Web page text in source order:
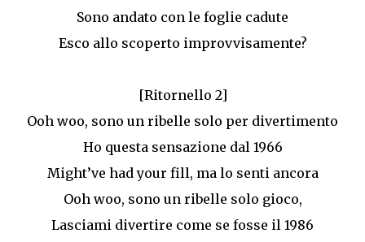
Sono andato con le foglie cadute
Esco allo scoperto improvvisamente?
[Ritornello 2]
Ooh woo, sono un ribelle solo per divertimento
Ho questa sensazione dal 1966
Might’ve had your fill, ma lo senti ancora
Ooh woo, sono un ribelle solo gioco,
Lasciami divertire come se fosse il 1986